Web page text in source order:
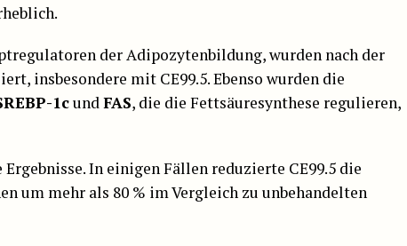
der Adipozytenbildung, wurden nach der
insbesondere mit CE99.5. Ebenso wurden die
1cund FAS, die die Fettsäuresynthese regulieren,
In einigen Fällen reduzierte CE99.5 die
um mehr als 80 % im Vergleich zu unbehandelten